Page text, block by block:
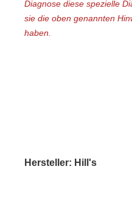
Diagnose diese spezielle
sie die oben genannten
haben.
Hersteller: Hill's